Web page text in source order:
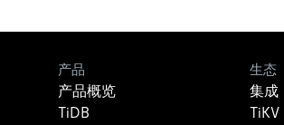
产品
产品概览
TiDB
生态
集成
TiKV